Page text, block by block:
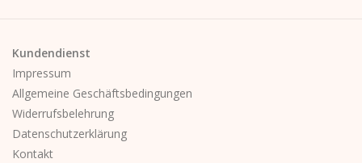
Kundendienst
Impressum
Allgemeine Geschäftsbedingungen
Widerrufsbelehrung
Datenschutzerklärung
Kontakt